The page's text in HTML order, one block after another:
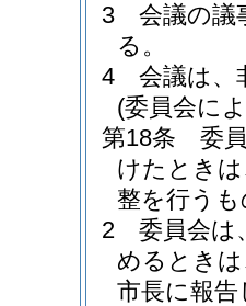
3
会議の議
る。
4
会議は、
(委員会に
第18条
委
けたとき
整を行う
2
委員会は
めるとき
市長に報